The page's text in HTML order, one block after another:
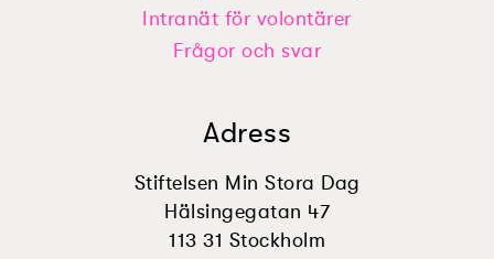
Intranät för volontärer
Frågor och svar
Adress
Stiftelsen Min Stora Dag
Hälsingegatan 47
113 31 Stockholm